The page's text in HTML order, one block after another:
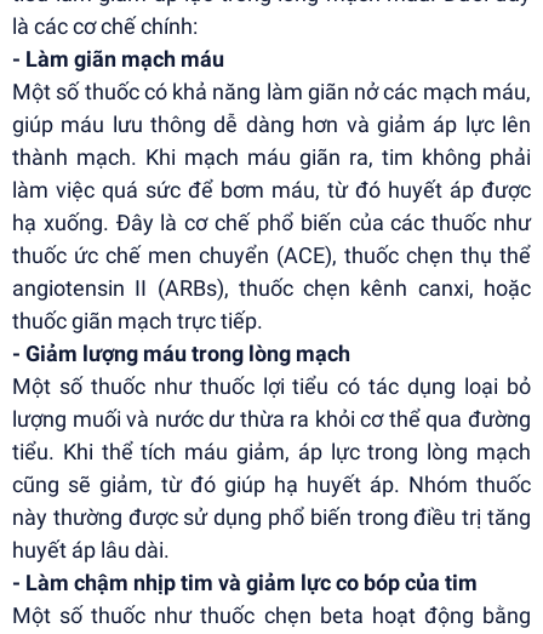
là các cơ chế chính:
- Làm giãn mạch máu
Một số thuốc có khả năng làm giãn nở các mạch máu,
giúp máu lưu thông dễ dàng hơn và giảm áp lực lên
thành mạch. Khi mạch máu giãn ra, tim không phải
làm việc quá sức để bơm máu, từ đó huyết áp được
hạ xuống. Đây là cơ chế phổ biến của các thuốc như
thuốc ức chế men chuyển (ACE), thuốc chẹn thụ thể
angiotensin II (ARBs), thuốc chẹn kênh canxi, hoặc
thuốc giãn mạch trực tiếp.
- Giảm lượng máu trong lòng mạch
Một số thuốc như thuốc lợi tiểu có tác dụng loại bỏ
lượng muối và nước dư thừa ra khỏi cơ thể qua đường
tiểu. Khi thể tích máu giảm, áp lực trong lòng mạch
cũng sẽ giảm, từ đó giúp hạ huyết áp. Nhóm thuốc
này thường được sử dụng phổ biến trong điều trị tăng
huyết áp lâu dài.
- Làm chậm nhịp tim và giảm lực co bóp của tim
Một số thuốc như thuốc chẹn beta hoạt động bằng